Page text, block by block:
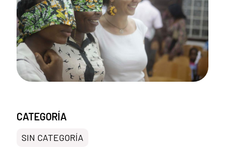
CATEGORÍA
SIN CATEGORÍA